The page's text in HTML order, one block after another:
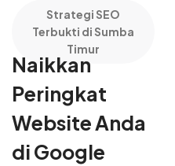
Strategi SEO
Terbukti di Sumba
Timur
Naikkan
Peringkat
Website Anda
di Google